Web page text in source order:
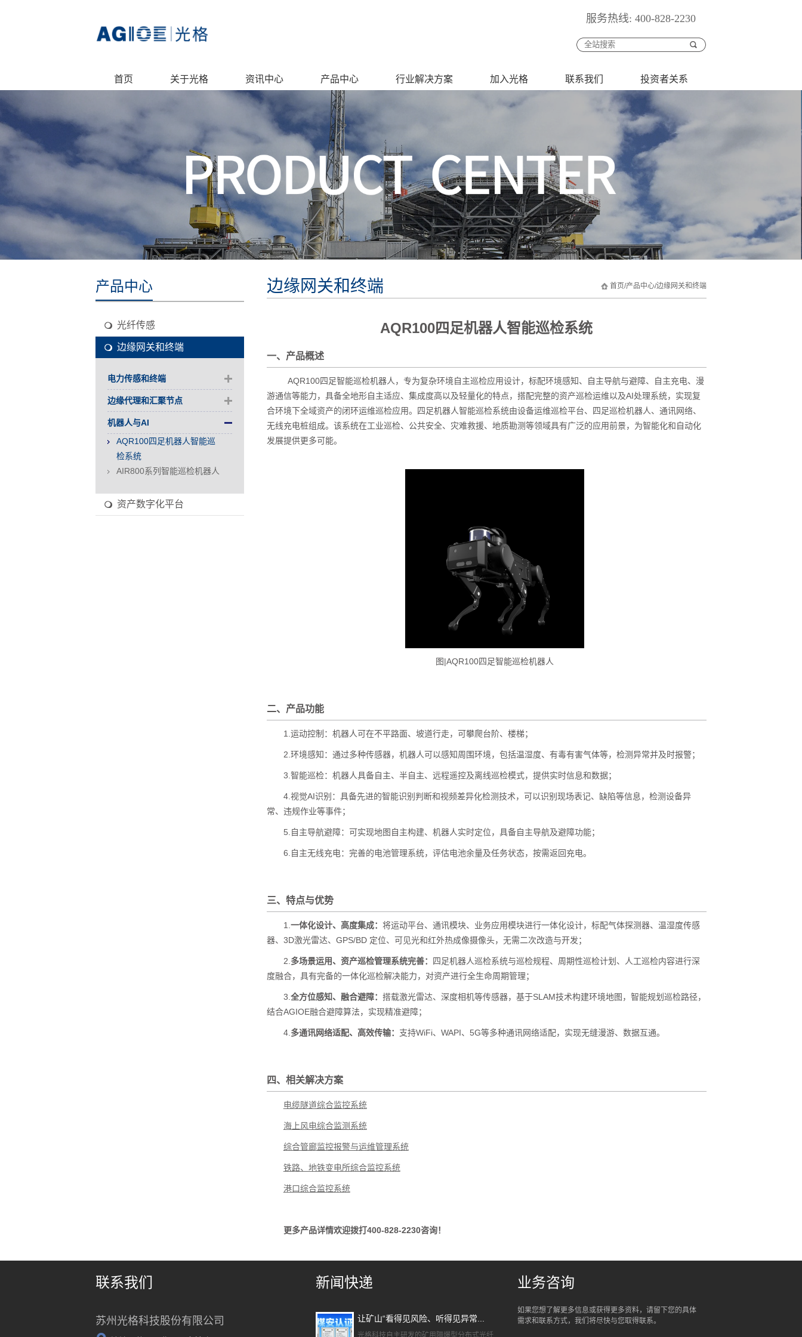
服务热线: 400-828-2230
首页 关于光格 资讯中心 产品中心 行业解决方案 加入光格 联系我们 投资者关系
产品中心
光纤传感
边缘网关和终端
电力传感和终端
边缘代理和汇聚节点
机器人与AI
AQR100四足机器人智能巡
检系统
AIR800系列智能巡检机器人
资产数字化平台
首页/产品中心/边缘网关和终端
边缘网关和终端
AQR100四足机器人智能巡检系统
一、产品概述
AQR100四足智能巡检机器人，专为复杂环境自主巡检应用设计，标配环境感知、自主导航与避障、自主充电、漫
游通信等能力，具备全地形自主适应、集成度高以及轻量化的特点，搭配完整的资产巡检运维以及AI处理系统，实现复
合环境下全域资产的闭环运维巡检应用。四足机器人智能巡检系统由设备运维巡检平台、四足巡检机器人、通讯网络、
无线充电桩组成。该系统在工业巡检、公共安全、灾难救援、地质勘测等领域具有广泛的应用前景，为智能化和自动化
发展提供更多可能。
图|AQR100四足智能巡检机器人
二、产品功能
1.运动控制：机器人可在不平路面、坡道行走，可攀爬台阶、楼梯；
2.环境感知：通过多种传感器，机器人可以感知周围环境，包括温湿度、有毒有害气体等，检测异常并及时报警；
3.智能巡检：机器人具备自主、半自主、远程遥控及离线巡检模式，提供实时信息和数据；
4.视觉AI识别：具备先进的智能识别判断和视频差异化检测技术，可以识别现场表记、缺陷等信息，检测设备异
常、违规作业等事件；
5.自主导航避障：可实现地图自主构建、机器人实时定位，具备自主导航及避障功能；
6.自主无线充电：完善的电池管理系统，评估电池余量及任务状态，按需返回充电。
三、特点与优势
1. 一体化设计、高度集成： 将运动平台、通讯模块、业务应用模块进行一体化设计，标配气体探测器、温湿度传感
器、3D激光雷达、GPS/BD 定位、可见光和红外热成像摄像头，无需二次改造与开发；
2. 多场景运用、资产巡检管理系统完善：
四足机器人巡检系统与巡检规程、周期性巡检计划、人工巡检内容进行深
度融合，具有完备的一体化巡检解决能力，对资产进行全生命周期管理；
3. 全方位感知、融合避障： 搭载激光雷达、深度相机等传感器，基于SLAM技术构建环境地图，智能规划巡检路径，
结合AGIOE融合避障算法，实现精准避障；
4. 多通讯网络适配、高效传输： 支持WiFi、WAPI、5G等多种通讯网络适配，实现无缝漫游、数据互通。
四、相关解决方案
电缆隧道综合监控系统
海上风电综合监测系统
综合管廊监控报警与运维管理系统
铁路、地铁变电所综合监控系统
港口综合监控系统
更多产品详情欢迎拨打400-828-2230咨询！
联系我们
苏州光格科技股份有限公司
新闻快递
让矿山“看得见风险、听得见异常...
光格科技自主研发的矿用隔爆型分布式光纤
业务咨询
如果您想了解更多信息或获得更多资料，请留下您的具体
需求和联系方式，我们将尽快与您取得联系。